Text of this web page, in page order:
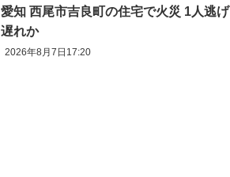
愛知 西尾市吉良町の住宅で火災 1人逃げ
遅れか
2026年8月7日17:20